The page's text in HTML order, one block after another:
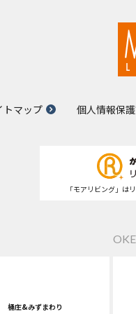
トマップ 個人情報保
「モアリビング」は
桶庄&みずまわり